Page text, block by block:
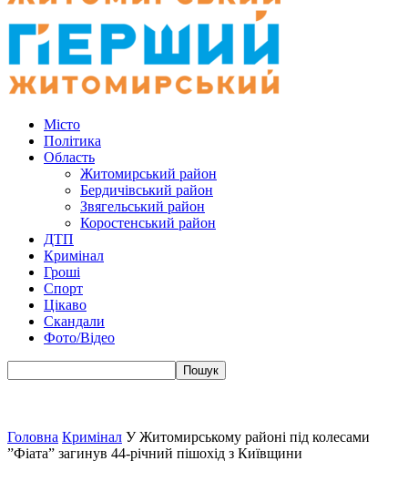
Місто
Політика
Область
Житомирський район
Бердичівський район
Звягельський район
Коростенський район
ДТП
Кримінал
Гроші
Спорт
Цікаво
Скандали
Фото/Відео
Головна Кримінал У Житомирському районі під колесами
”Фіата” загинув 44-річний пішохід з Київщини